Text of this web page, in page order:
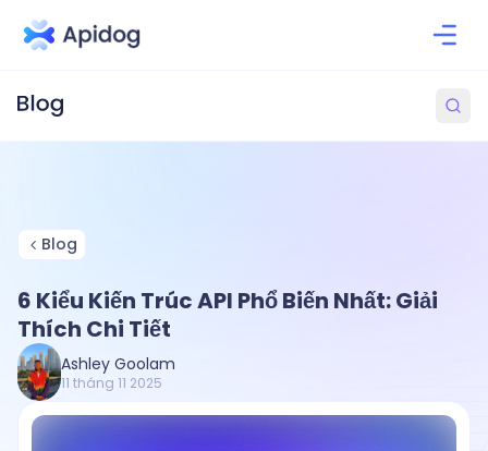
Blog
6 Kiểu Kiến Trúc API Phổ Biến Nhất: Giải
Thích Chi Tiết
Ashley Goolam
11 tháng 11 2025